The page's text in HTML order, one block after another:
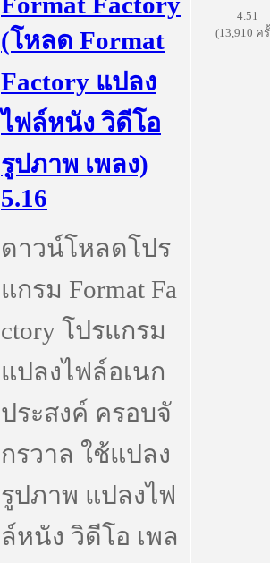
(โหลด Format
Factory แปลง
ไฟล์หนัง วิดีโอ
รูปภาพ เพลง)
5.16
ดาวน์โหลดโปร
แกรม Format Fa
ctory โปรแกรม
แปลงไฟล์อเนก
ประสงค์ ครอบจั
กรวาล ใช้แปลง
รูปภาพ แปลงไฟ
ล์หนัง วิดีโอ เพล
4.51
(13,910 ค